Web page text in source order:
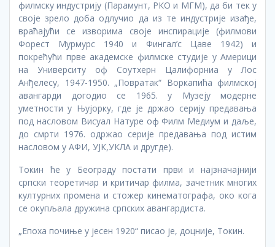
филмску индустрију (Парамунт, РКО и МГМ), да би тек у
своје зрело доба одлучио да из те индустрије изађе,
враћајући се изворима своје инспирације (филмови
Форест Мурмурс 1940 и Фингал’с Цаве 1942) и
покрећући прве академске филмске студије у Америци
на Университy оф Соутхерн Цалифорниа у Лос
Анђелесу, 1947-1950. „Повратак“ Воркапића филмској
авангарди догодио се 1965. у Музеју модерне
уметности у Њујорку, где је држао серију предавања
под насловом Висуал Натуре оф Филм Медиум и даље,
до смрти 1976. одржао серије предавања под истим
насловом у АФИ, УЈК,УКЛА и другде).
Токин ће у Београду постати први и најзначајнији
српски теоретичар и критичар филма, зачетник многих
културних промена и стожер кинематографа, око кога
се окупљала дружина српских авангардиста.
„Епоха почиње у јесен 1920“ писао је, доцније, Токин.